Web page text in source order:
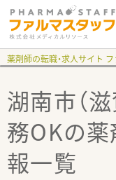
薬剤師の転職・求人サイト
湖南市（
務OKの
報一覧